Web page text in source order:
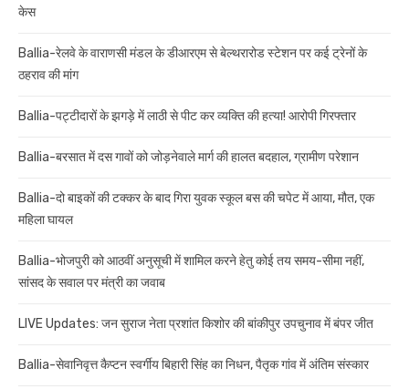
केस
Ballia-रेलवे के वाराणसी मंडल के डीआरएम से बेल्थरारोड स्टेशन पर कई ट्रेनों के
ठहराव की मांग
Ballia-पट्टीदारों के झगड़े में लाठी से पीट कर व्यक्ति की हत्या! आरोपी गिरफ्तार
Ballia-बरसात में दस गावों को जोड़नेवाले मार्ग की हालत बदहाल, ग्रामीण परेशान
Ballia-दो बाइकों की टक्कर के बाद गिरा युवक स्कूल बस की चपेट में आया, मौत, एक
महिला घायल
Ballia-भोजपुरी को आठवीं अनुसूची में शामिल करने हेतु कोई तय समय-सीमा नहीं,
सांसद के सवाल पर मंत्री का जवाब
LIVE Updates: जन सुराज नेता प्रशांत किशोर की बांकीपुर उपचुनाव में बंपर जीत
Ballia-सेवानिवृत्त कैप्टन स्वर्गीय बिहारी सिंह का निधन, पैतृक गांव में अंतिम संस्कार